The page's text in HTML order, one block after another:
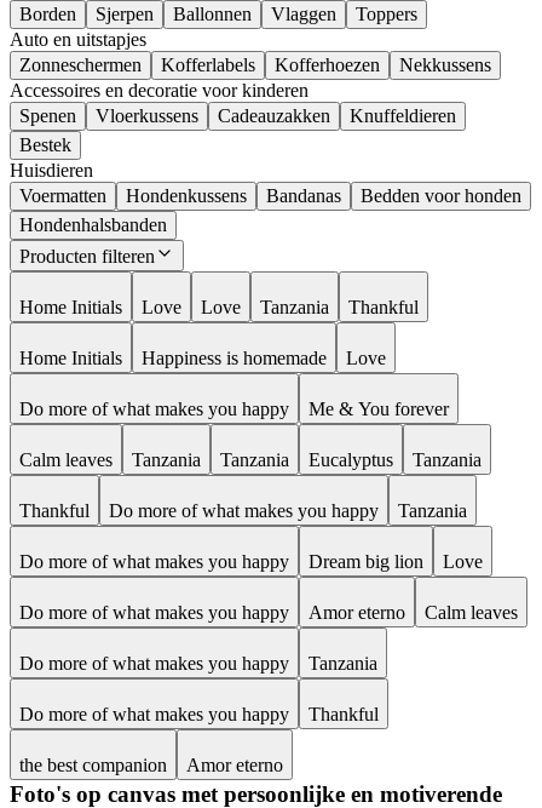
Borden
Sjerpen Ballonnen Vlaggen
Toppers
Auto en uitstapjes
Zonneschermen
Kofferlabels Kofferhoezen
Nekkussens
Accessoires en decoratie voor kinderen
Spenen
Vloerkussens Cadeauzakken
Knuffeldieren
Bestek
Huisdieren
Voermatten
Hondenkussens Bandanas
Bedden voor honden
Hondenhalsbanden
Producten filteren
Home Initials Love Love Tanzania Thankful
Home Initials Happiness is homemade Love
Do more of what makes you happy Me & You forever
Calm leaves Tanzania Tanzania Eucalyptus Tanzania
Thankful Do more of what makes you happy Tanzania
Do more of what makes you happy Dream big lion Love
Do more of what makes you happy Amor eterno Calm leaves
Do more of what makes you happy Tanzania
Do more of what makes you happy Thankful
the best companion Amor eterno
Foto's op canvas met persoonlijke en motiverende